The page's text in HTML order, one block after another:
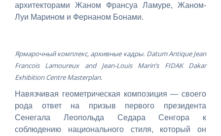
архитекторами Жаном Франсуа Ламуре, Жаном-
Луи Марином и Фернаном Бонами.
Ярмарочный комплекс, архивные кадры. Datum Antique Jean
Francois Lamoureux and Jean-Louis Marin’s FIDAK Dakar
Exhibition Centre Masterplan.
Навязчивая геометрическая композиция — своего
рода ответ на призыв первого президента
Сенегала Леопольда Седара Сенгора к
соблюдению национального стиля, который он